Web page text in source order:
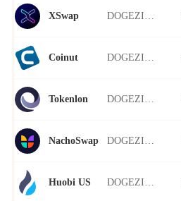
XSwap
Coinut
Tokenlon
NachoSwap
Huobi US